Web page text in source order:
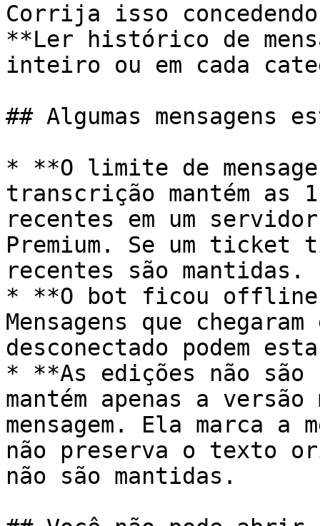
Corrija isso
**Ler histórico de
inteiro ou em cada
## Algumas mensagens
* **O limite de
transcrição mantém as
recentes em um
Premium. Se um ticket
recentes são mantidas.
* **O bot ficou
Mensagens que
desconectado podem
* **As edições não
mantém apenas a
mensagem. Ela marca a
não preserva o texto
não são mantidas.